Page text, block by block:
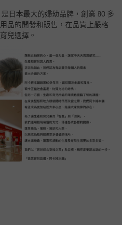
日本最大的婦幼品牌，創業 80 多
品的開發和販售，在品質上嚴格
兒選擇。